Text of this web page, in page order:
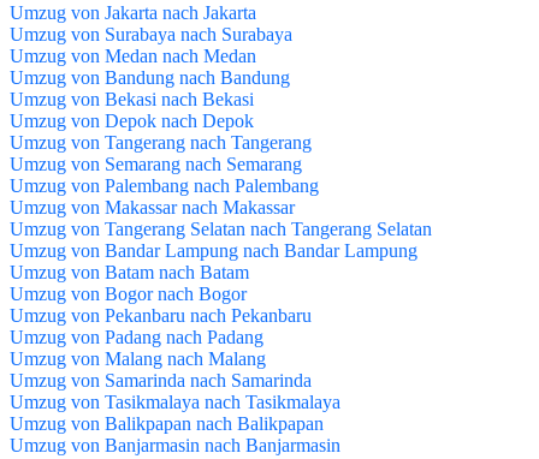
Umzug von Jakarta nach Jakarta
Umzug von Surabaya nach Surabaya
Umzug von Medan nach Medan
Umzug von Bandung nach Bandung
Umzug von Bekasi nach Bekasi
Umzug von Depok nach Depok
Umzug von Tangerang nach Tangerang
Umzug von Semarang nach Semarang
Umzug von Palembang nach Palembang
Umzug von Makassar nach Makassar
Umzug von Tangerang Selatan nach Tangerang Selatan
Umzug von Bandar Lampung nach Bandar Lampung
Umzug von Batam nach Batam
Umzug von Bogor nach Bogor
Umzug von Pekanbaru nach Pekanbaru
Umzug von Padang nach Padang
Umzug von Malang nach Malang
Umzug von Samarinda nach Samarinda
Umzug von Tasikmalaya nach Tasikmalaya
Umzug von Balikpapan nach Balikpapan
Umzug von Banjarmasin nach Banjarmasin